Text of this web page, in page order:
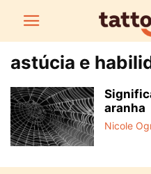
astúcia e
aranha
Nicole